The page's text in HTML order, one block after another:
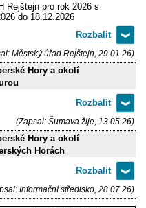
Rejštejn pro rok 2026 s
do 18.12.2026
Městský úřad Rejštejn, 29.01.26)
Hory a okolí
(Zapsal: Šumava žije, 13.05.26)
Hory a okolí
Horách
Informační středisko, 28.07.26)